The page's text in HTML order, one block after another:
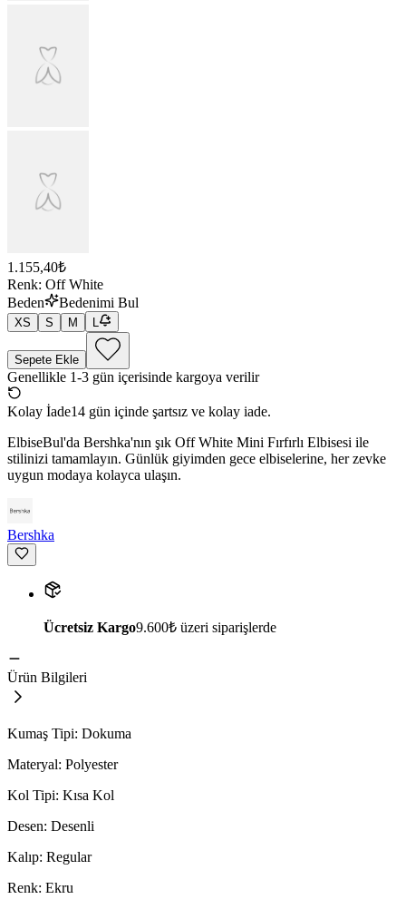
1.155,40₺
Renk: Off White
Beden
Bedenimi Bul
XS S M L
Sepete Ekle
Genellikle 1-3 gün içerisinde kargoya verilir
Kolay İade14 gün içinde şartsız ve kolay iade.
ElbiseBul'da Bershka'nın şık Off White Mini Fırfırlı Elbisesi ile
stilinizi tamamlayın. Günlük giyimden gece elbiselerine, her zevke
uygun modaya kolayca ulaşın.
Bershka
Ücretsiz Kargo9.600₺ üzeri siparişlerde
Ürün Bilgileri
Kumaş Tipi: Dokuma
Materyal: Polyester
Kol Tipi: Kısa Kol
Desen: Desenli
Kalıp: Regular
Renk: Ekru